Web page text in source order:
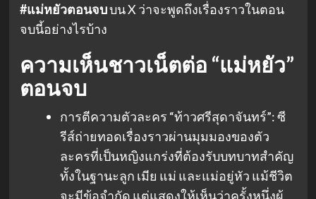
#แม่หยัวตอนจบบน X ว่าจะพูดถึงเรื่องราวในตอน
จบนี้อย่างไรบ้าง
ความเห็นชาวเน็ตต่อ “แม่หยัว”
ตอนจบ
การตีความตัวละคร “ท้าวศรีสุดาจันทร์”: ซี
รีส์ถ่ายทอดเรื่องราวผ่านมุมมองของตัว
ละครที่เป็นหญิงแกร่งที่ต้องรับบทบาทสำคัญ
ทั้งในฐานะลูก เมีย แม่ และแม่อยู่หัว แม้ชีวิต
จะมีข้อจำกัด แต่แสดงให้เห็นว่าครั้งหนึ่งผู้